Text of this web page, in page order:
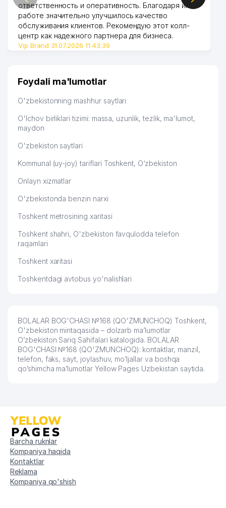
ответственность и оперативность. Благодаря их
работе значительно улучшилось качество
обслуживания клиентов. Рекомендую этот колл-
центр как надежного партнера для бизнеса.
Vip Brand 31.07.2026 11:43:39
Foydali ma'lumotlar
O'zbekistonning mashhur saytlari
O'lchov birliklari tizimi: massa, uzunlik, tezlik, ma'lumot,
maydon
O'zbekiston saytlari
Kommunal (uy-joy) tariflari Toshkent, O‘zbekiston
Onlayn xizmatlar
O'zbekistonda benzin narxi
Toshkent metrosining xaritasi
Toshkent shahri, O'zbekiston favqulodda telefon
raqamlari
Toshkent xaritasi
Toshkentdagi avtobus yo'nalishlari
BOLALAR BOG'CHASI №168 (QO'ZMUNCHOQ) Toshkent,
O'zbekiston mintaqasida – dolzarb ma’lumotlar
O’zbekiston Sariq Sahifalari katalogida. BOLALAR
BOG'CHASI №168 (QO'ZMUNCHOQ): kontaktlar, manzil,
telefon, faks, sayt, joylashuv, mo’ljallar va boshqa
qo’shimcha ma’lumotlar Yellow Pages Uzbekistan saytida.
Barcha ruknlar
Kompaniya haqida
Kontaktlar
Reklama
Kompaniya qo'shish